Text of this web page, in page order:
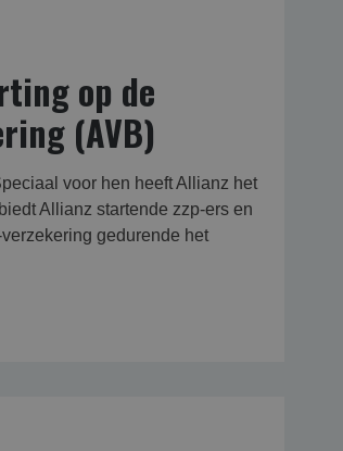
op de
(AVB)
voor hen heeft Allianz het
Allianz startende zzp-ers en
gedurende het